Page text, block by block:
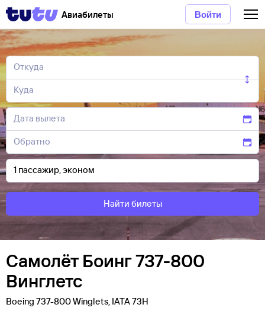
Авиабилеты Войти
Найти билеты
Самолёт Боинг 737-800
Винглетс
Boeing 737-800 Winglets, IATA 73H